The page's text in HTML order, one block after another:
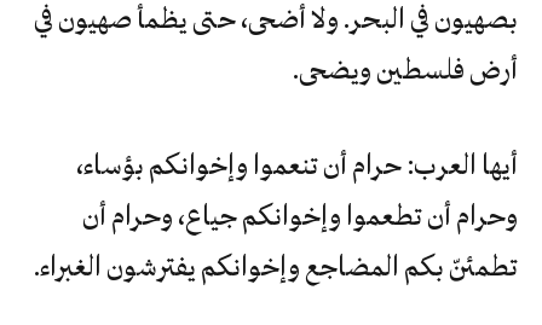
بصهيون في البحر. ولا أضحى، حتى يظمأ صهيون في
أرض فلسطين ويضحى.
أيها العرب: حرام أن تنعموا وإخوانكم بؤساء،
وحرام أن تطعموا وإخوانكم جياع، وحرام أن
تطمئنّ بكم المضاجع وإخوانكم يفترشون الغبراء.